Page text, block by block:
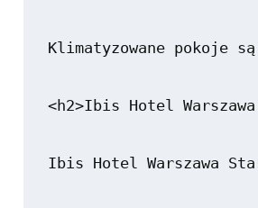
Klimatyzowane pokoje
<h2>Ibis Hotel
Ibis Hotel Warszawa